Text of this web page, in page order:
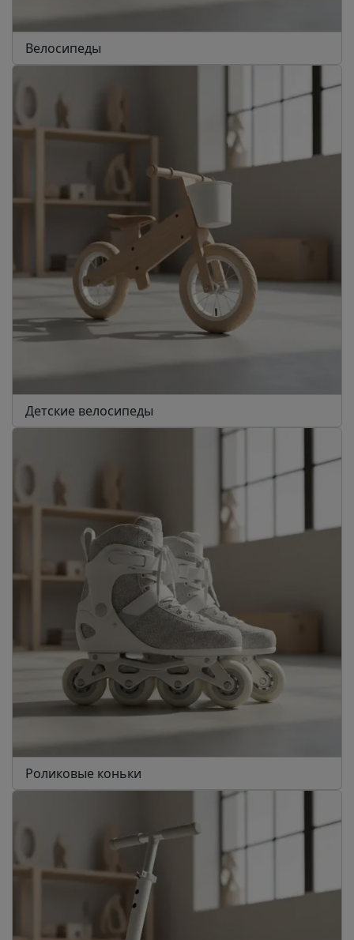
Велосипеды
Детские велосипеды
Роликовые коньки